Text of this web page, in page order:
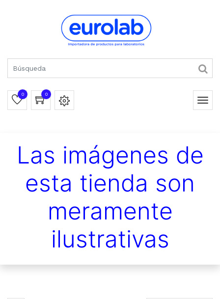
0 0
Las imágenes de
esta tienda son
meramente
ilustrativas